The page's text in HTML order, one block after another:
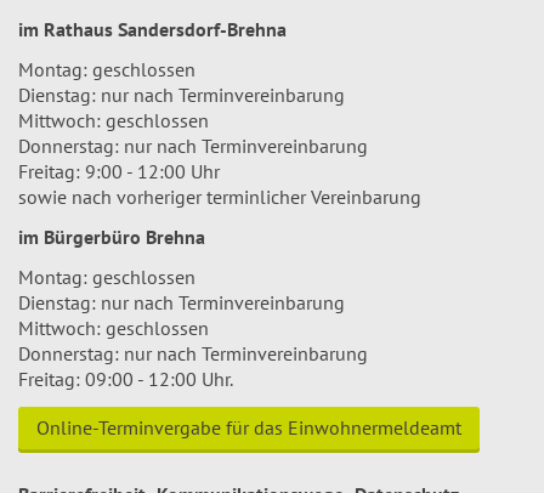
im Rathaus Sandersdorf-Brehna
Montag: geschlossen
Dienstag: nur nach Terminvereinbarung
Mittwoch: geschlossen
Donnerstag: nur nach Terminvereinbarung
Freitag: 9:00 - 12:00 Uhr
sowie nach vorheriger terminlicher Vereinbarung
im Bürgerbüro Brehna
Montag: geschlossen
Dienstag: nur nach Terminvereinbarung
Mittwoch: geschlossen
Donnerstag: nur nach Terminvereinbarung
Freitag: 09:00 - 12:00 Uhr.
Online-Terminvergabe für das Einwohnermeldeamt